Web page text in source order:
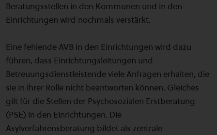
Beratungsstellen in den Kommunen und in den
Einrichtungen wird nochmals verstärkt.
Eine fehlende AVB in den Einrichtungen wird dazu
führen, dass Einrichtungsleitungen und
Betreuungsdienstleistende viele Anfragen erhalten, die
sie in ihrer Rolle nicht beantworten können. Gleiches
gilt für die Stellen der Psychosozialen Erstberatung
(PSE) in den Einrichtungen. Die
Asylverfahrensberatung bildet als zentrale